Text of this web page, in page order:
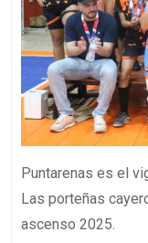
Puntarenas es el
Las porteñas
ascenso 2025.